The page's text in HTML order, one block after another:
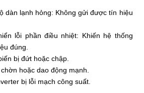
dàn lạnh hỏng: Không gửi được tín hiệu
lỗi phần điều nhiệt: Khiến hệ thống
đúng.
bị đứt hoặc chập.
hoặc dao động mạnh.
bị lỗi mạch công suất.